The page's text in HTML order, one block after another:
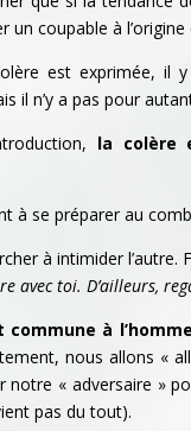
un coupable à
est exprimée,
il n’y a pas pour
la colère
à se préparer au
à intimider
avec toi. D’ailleurs,
à
nous allons «
notre « adversaire »
pas du tout).